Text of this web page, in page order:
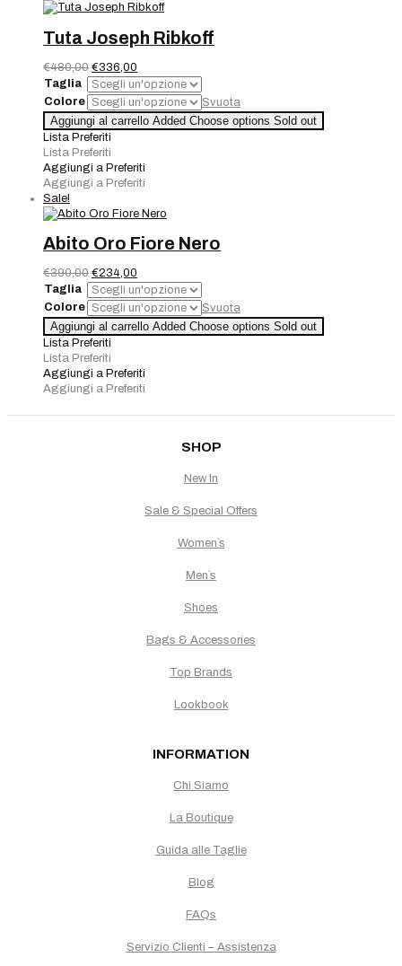
Tuta Joseph Ribkoff
€480,00 Il
prezzo
originale
era:
€480,00.
€336,00
prezzo
attuale
è:
€336,00.
Taglia
Colore
Svuota
Tuta
Joseph
Ribkoff
quantità
Aggiungi al carrello Added Choose options Sold out
Lista Preferiti
Lista Preferiti
Aggiungi a Preferiti
Aggiungi a Preferiti
Sale!
Abito Oro Fiore Nero
€390,00 Il
prezzo
originale
era:
€390,00.
€234,00
prezzo
attuale
è:
€234,00.
Taglia
Colore
Svuota
Abito
Oro
Fiore
Nero
quantità
Aggiungi al carrello Added Choose options Sold out
Lista Preferiti
Lista Preferiti
Aggiungi a Preferiti
Aggiungi a Preferiti
SHOP
New In
Sale & Special Offers
Women`s
Men`s
Shoes
Bags & Accessories
Top Brands
Lookbook
INFORMATION
Chi Siamo
La Boutique
Guida alle Taglie
Blog
FAQs
Servizio Clienti – Assistenza